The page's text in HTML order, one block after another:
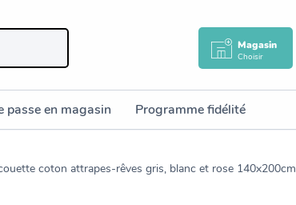
Magasin
Choisir
passe en magasin Programme fidélité
coton attrapes-rêves gris, blanc et rose 140x200cm